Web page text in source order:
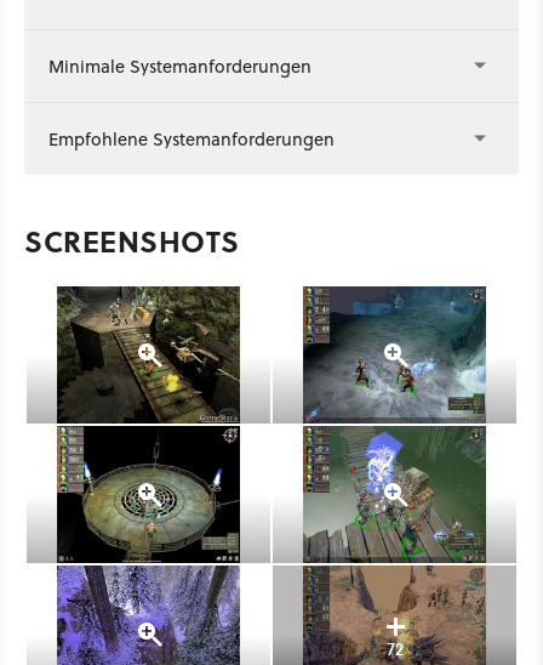
Minimale Systemanforderungen
Empfohlene Systemanforderungen
SCREENSHOTS
72